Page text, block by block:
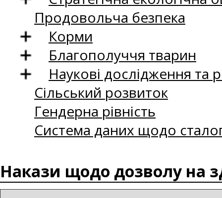
Продовольча безпека
Корми
Благополуччя тварин
Наукові дослідження та
Сільський розвиток
Гендерна рівність
Система даних щодо
Накази щодо дозволу на